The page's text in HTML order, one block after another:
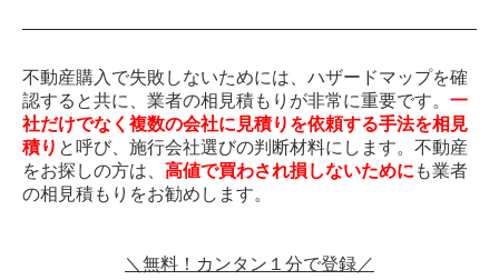
不動産購入で失敗しないためには、ハザードマップを確
認すると共に、業者の相見積もりが非常に重要です。 一
社だけでなく複数の会社に見積りを依頼する手法を相見
積り と呼び、施行会社選びの判断材料にします。不動産
をお探しの方は、 高値で買わされ損しないために も業者
の相見積もりをお勧めします。
＼無料！カンタン１分で登録／